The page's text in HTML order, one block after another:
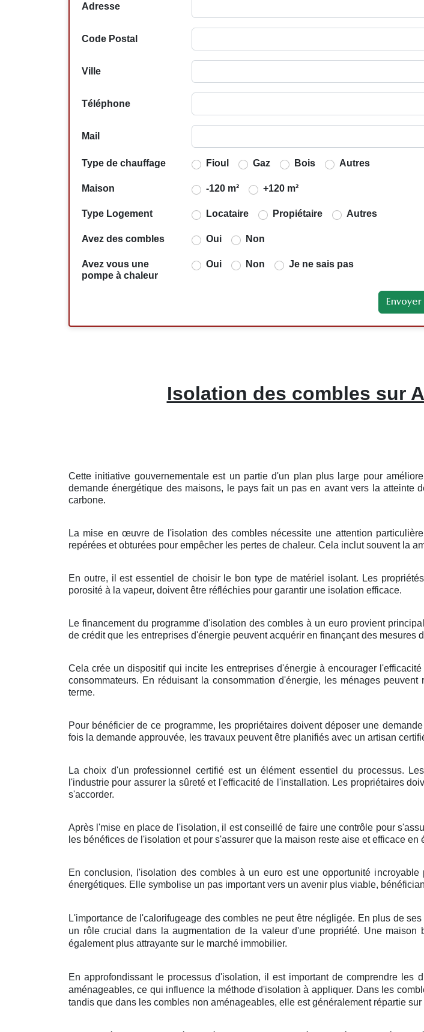
Adresse
Code Postal
Ville
Téléphone
Mail
Type de chauffage Fioul Gaz Bois Autres
Maison -120 m² +120 m²
Type Logement Locataire Propiétaire Autres
Avez des combles Oui Non
Avez vous une
pompe à chaleur
Oui Non Je ne sais pas
Isolation des combles sur
Cette initiative gouvernementale est un partie d'un plan plus large pour
demande énergétique des maisons, le pays fait un pas en avant vers la
carbone.
La mise en œuvre de l'isolation des combles nécessite une attention
repérées et obturées pour empêcher les pertes de chaleur. Cela inclut souvent la
En outre, il est essentiel de choisir le bon type de matériel isolant. Les
porosité à la vapeur, doivent être réfléchies pour garantir une isolation efficace.
Le financement du programme d'isolation des combles à un euro provient
de crédit que les entreprises d'énergie peuvent acquérir en finançant des mesures
Cela crée un dispositif qui incite les entreprises d'énergie à encourager
consommateurs. En réduisant la consommation d'énergie, les ménages
terme.
Pour bénéficier de ce programme, les propriétaires doivent déposer une
fois la demande approuvée, les travaux peuvent être planifiés avec un artisan
La choix d'un professionnel certifié est un élément essentiel du processus.
l'industrie pour assurer la sûreté et l'efficacité de l'installation. Les propriétaires
s'accorder.
Après l'mise en place de l'isolation, il est conseillé de faire une contrôle pour
les bénéfices de l'isolation et pour s'assurer que la maison reste aise et efficace en
En conclusion, l'isolation des combles à un euro est une opportunité
énergétiques. Elle symbolise un pas important vers un avenir plus viable,
L'importance de l'calorifugeage des combles ne peut être négligée. En plus de
un rôle crucial dans la augmentation de la valeur d'une propriété. Une
également plus attrayante sur le marché immobilier.
En approfondissant le processus d'isolation, il est important de comprendre
aménageables, ce qui influence la méthode d'isolation à appliquer. Dans les
tandis que dans les combles non aménageables, elle est généralement répartie sur